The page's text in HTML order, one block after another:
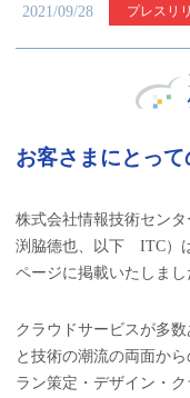
2021/09/28
お客さまにとって
株式会社情報技術セン
渕脇德也、以下 ITC）
ページに掲載いたしまし
クラウドサービスが多
と技術の潮流の両面か
ラン策定・デザイン・